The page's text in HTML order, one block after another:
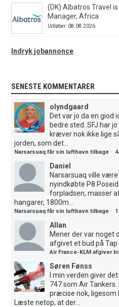
(DK) Albatros Travel
Manager, Africa
Udløber: 08.08.2026
Indryk jobannonce
SENESTE KOMMENTARER
olyndgaard
Det var jo da en giod
bedre sted..SFJ har
kræver nok ikke lige
jorden, som det...
Narsarsuaq får sin lufthavn tilbage ·
Daniel
Narsarsuaq ville
nyindkøbte P8
forpladsen, masser
hangarer, 1800m...
Narsarsuaq får sin lufthavn tilbage ·
Allan
Mener der var noget
afgivet et bud på Tap
Air France-KLM afgiver
Søren Fønss
I min verden giver
747 som Air
præcise nok, ligesom
Læste netop, at der...